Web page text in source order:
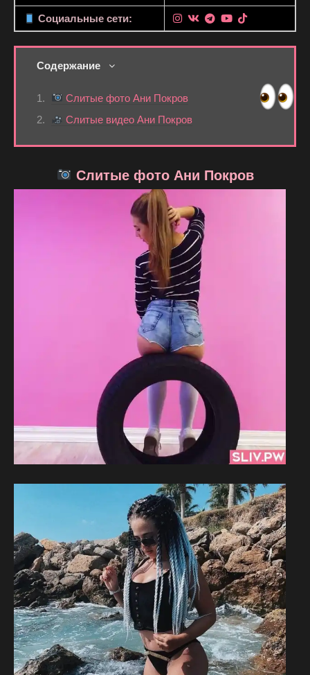
Социальные сети:
Содержание
Слитые фото Ани Покров
Слитые видео Ани Покров
Слитые фото Ани Покров